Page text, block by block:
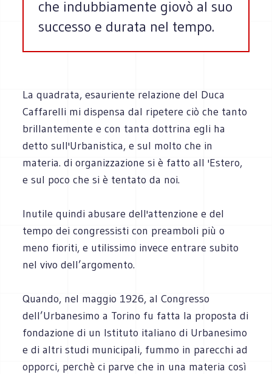
che indubbiamente giovò al suo
successo e durata nel tempo.
La quadrata, esauriente relazione del Duca
Caffarelli mi dispensa dal ripetere ciò che tanto
brillantemente e con tanta dottrina egli ha
detto sull'Urbanistica, e sul molto che in
materia. di organizzazione si è fatto alI 'Estero,
e sul poco che si è tentato da noi.
Inutile quindi abusare dell'attenzione e del
tempo dei congressisti con preamboli più o
meno fioriti, e utilissimo invece entrare subito
nel vivo dell’argomento.
Quando, nel maggio 1926, al Congresso
dell’Urbanesimo a Torino fu fatta la proposta di
fondazione di un Istituto italiano di Urbanesimo
e di altri studi municipali, fummo in parecchi ad
opporci, perchè ci parve che in una materia così